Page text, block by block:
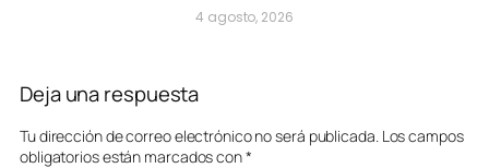
4 agosto, 2026
Deja una respuesta
Tu dirección de correo electrónico no será publicada. Los campos
obligatorios están marcados con*